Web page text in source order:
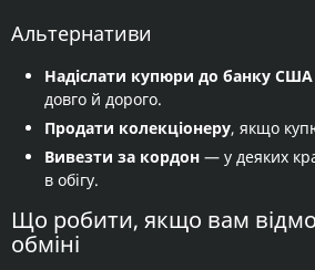
Альтернативи
Надіслати купюри до банку США
довго й дорого.
Продати колекціонеру, якщо
Вивезти за кордон — у деяких
в обігу.
Що робити, якщо вам
обміні